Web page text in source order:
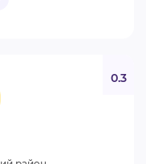
0.3